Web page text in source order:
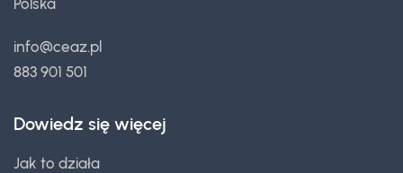
Polska
info@ceaz.pl
883 901 501
Dowiedz się więcej
Jak to działa